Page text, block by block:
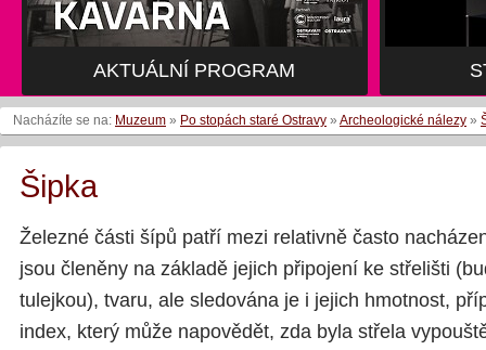
AKTUÁLNÍ PROGRAM
AKTUÁLNÍ PROGRAM
Nacházíte se na: Muzeum » Po stopách staré Ostravy » Archeologické nálezy »
Šipka
Železné části šípů patří mezi relativně často
jsou členěny na základě jejich připojení ke střelišti
tulejkou), tvaru, ale sledována je i jejich hmotnost,
index, který může napovědět, zda byla střela